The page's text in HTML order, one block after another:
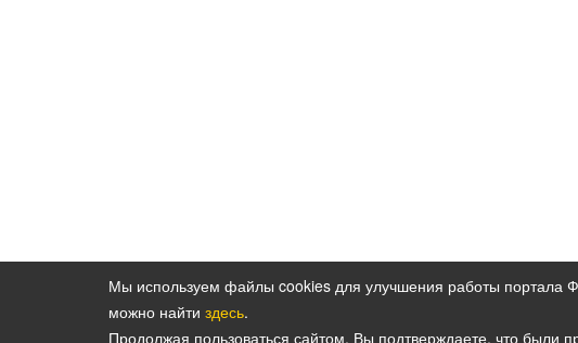
Политика конфиденциальности персональных данных
Мы используем файлы cookies для улучшения работы портала
можно найти здесь.
Продолжая пользоваться сайтом, Вы подтверждаете, что